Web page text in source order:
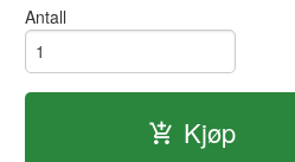
Korssting Pute - Nordisk snøflakk42x42cm
Antall
Kjøp